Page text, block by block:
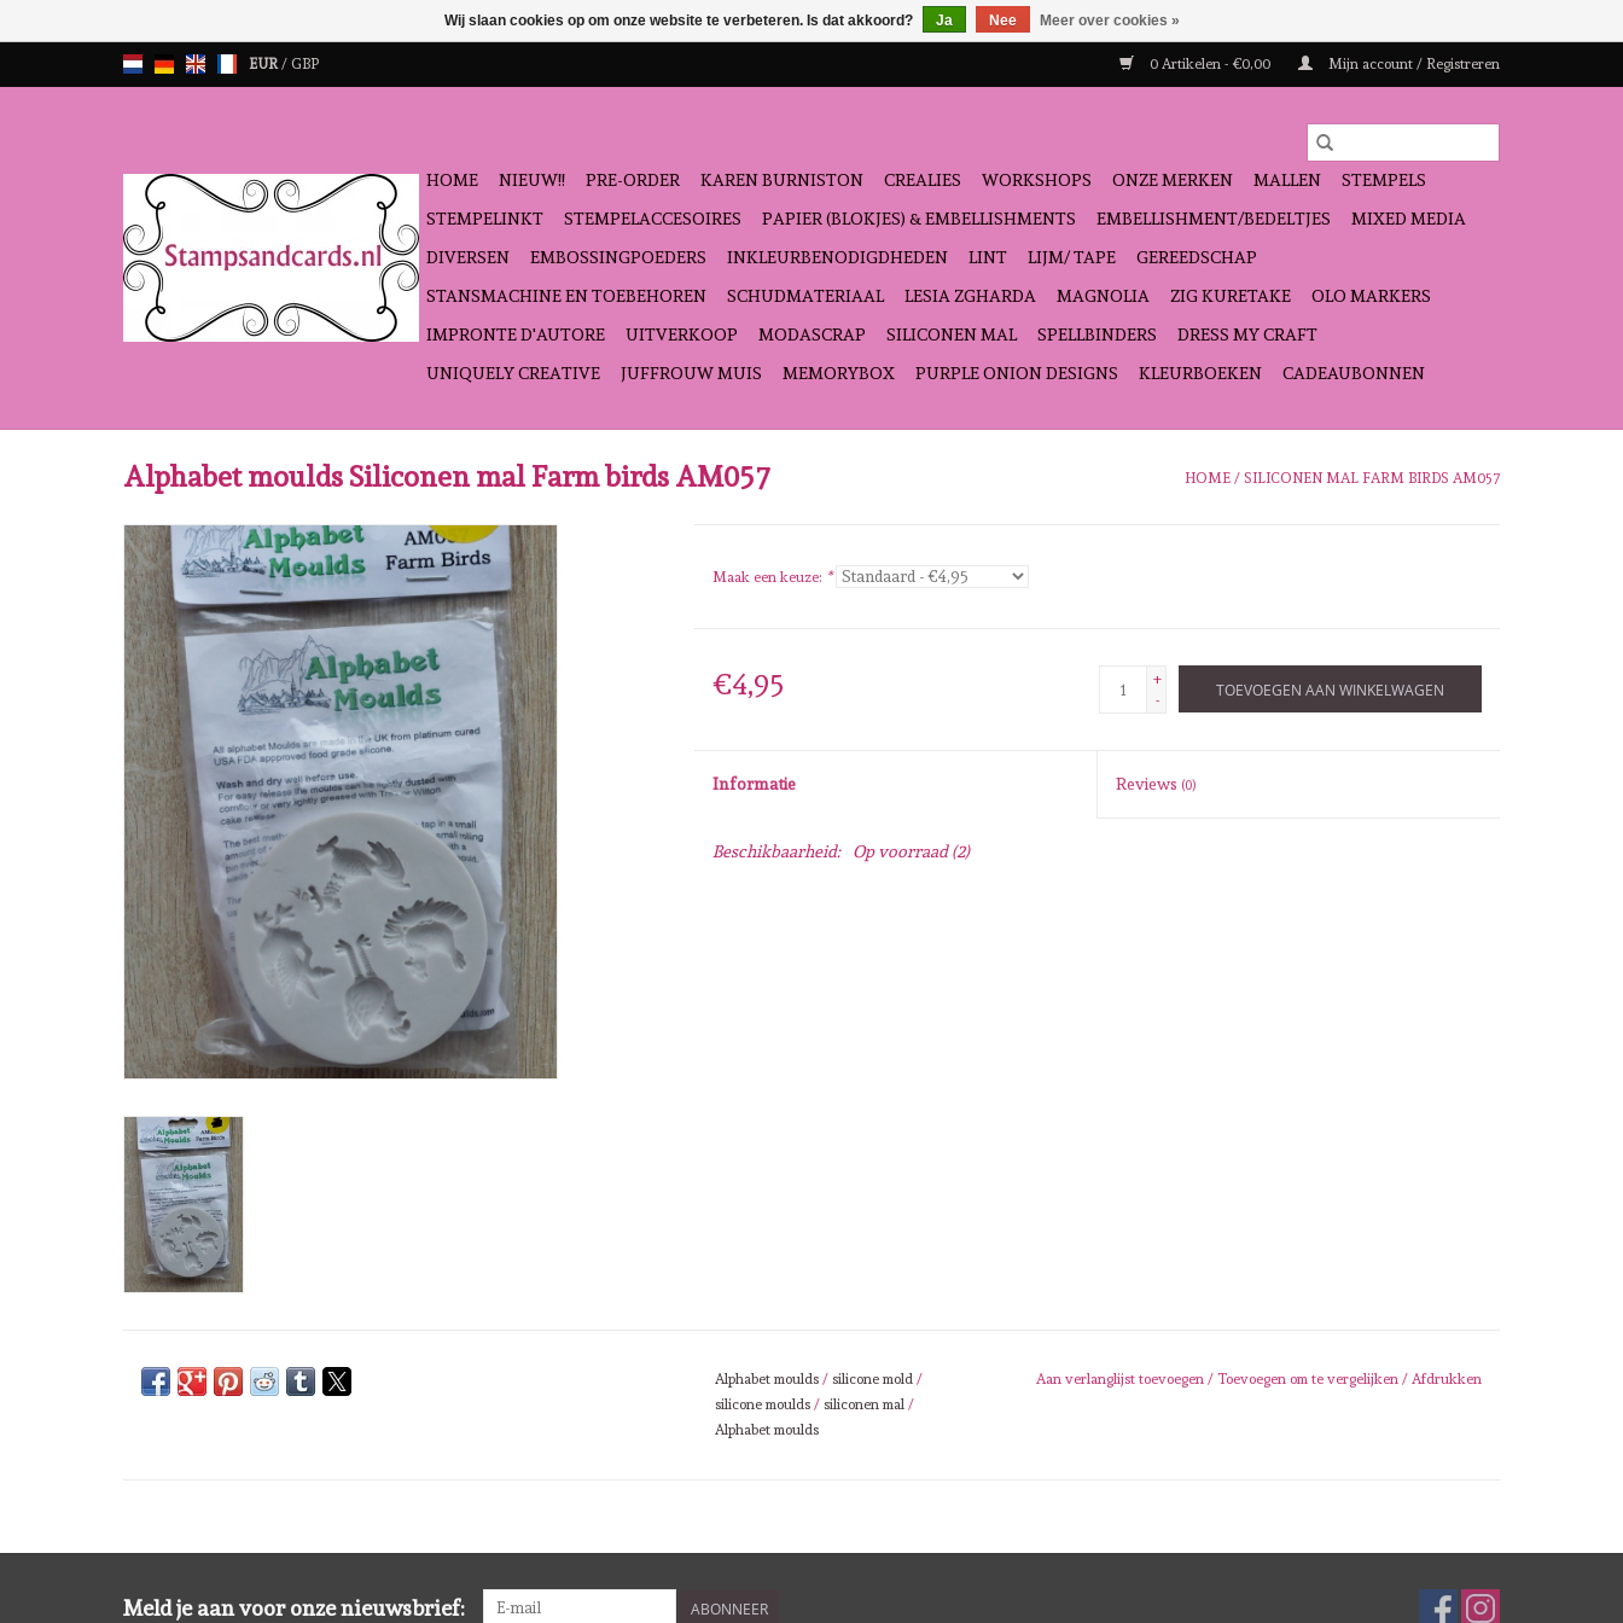
EUR/ GBP 0 Artikelen - €0,00 Mijn account / Registreren
HOME NIEUW!! PRE-ORDER KAREN BURNISTON CREALIES WORKSHOPS ONZE MERKEN MALLEN
STEMPELS
STEMPELINKT
STEMPELACCESOIRES PAPIER (BLOKJES) & EMBELLISHMENTS EMBELLISHMENT/BEDELTJES
MIXED MEDIA
DIVERSEN
EMBOSSINGPOEDERS INKLEURBENODIGDHEDEN LINT LIJM/ TAPE
GEREEDSCHAP
STANSMACHINE EN TOEBEHOREN
SCHUDMATERIAAL LESIA ZGHARDA MAGNOLIA ZIG KURETAKE
OLO MARKERS
IMPRONTE D'AUTORE
UITVERKOOP MODASCRAP SILICONEN MAL SPELLBINDERS
DRESS MY CRAFT
UNIQUELY CREATIVE
JUFFROUW MUIS MEMORYBOX PURPLE ONION DESIGNS KLEURBOEKEN CADEAUBONNEN
Alphabet moulds Siliconen mal Farm birds AM057 HOME / SILICONEN MAL FARM BIRDS AM057
Maak een keuze: *
€4,95
+
-
TOEVOEGEN AAN WINKELWAGEN
Informatie Reviews (0)
Beschikbaarheid: Op voorraad(2)
Alphabet moulds / silicone mold /
silicone moulds / siliconen mal /
Alphabet moulds
Aan verlanglijst toevoegen / Toevoegen om te vergelijken / Afdrukken
Meld je aan voor onze nieuwsbrief: ABONNEER
Wij slaan cookies op om onze website te verbeteren. Is dat akkoord? Ja Nee Meer over cookies »